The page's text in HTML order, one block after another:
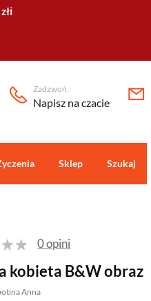
Zadzwoń:
Napisz na czacie
Sklep Szukaj
0 opini
kobieta B&W obraz
Anna